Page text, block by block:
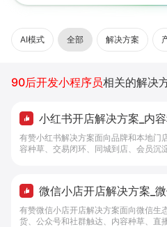
AI模式 全部 解决方案
90后开发小程序员相关的解决
小红书开店解决方案_内
化工具 - 做生意, 找有赞
有赞小红书解决方案面向品牌和本地门
容种草、交易闭环、同城到店、会员沉
微信小店开店解决方案_
经营 - 做生意, 找有赞
有赞微信小店开店解决方案面向微信生
货、公众号和社群触达、内容种草、直